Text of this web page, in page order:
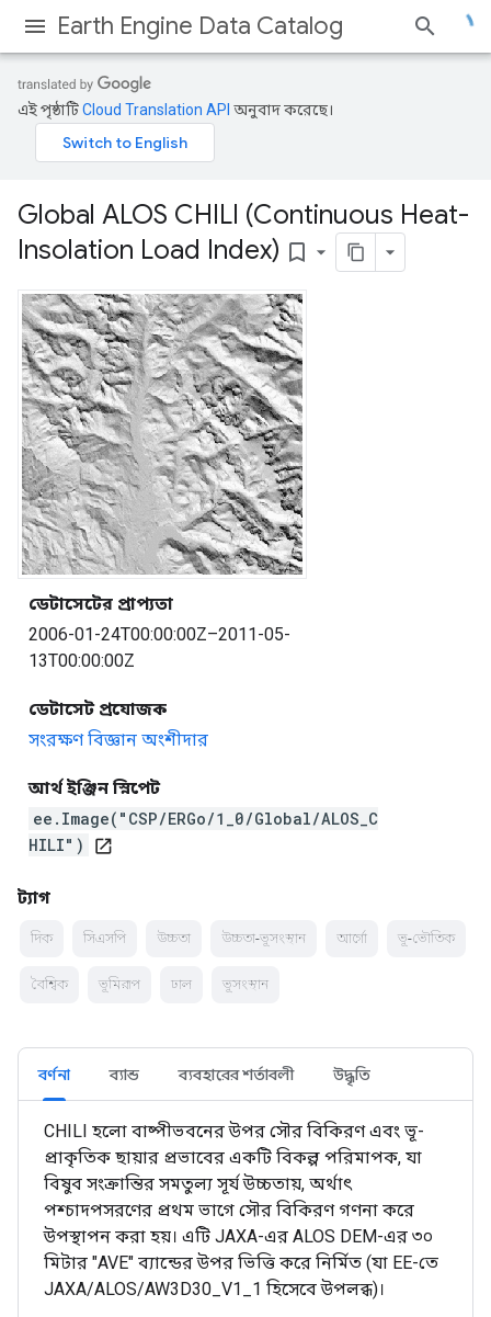
Earth Engine Data Catalog
এই পৃষ্ঠাটিCloud Translation API অনুবাদ করেছে।
Global ALOS CHILI (Continuous Heat-
Insolation Load Index) bookmark_border
ডেটাসেটের প্রাপ্যতা
2006-01-24T00:00:00Z–2011-05-
13T00:00:00Z
ডেটাসেট প্রযোজক
সংরক্ষণ বিজ্ঞান অংশীদার
আর্থ ইঞ্জিন স্নিপেট
ee.Image("CSP/ERGo/1_0/Global/ALOS_C
HILI")
open_in_new
ট্যাগ
দিক সিএসপি উচ্চতা উচ্চতা-ভূসংস্থান আর্গো ভূ-ভৌতিক
বৈশ্বিক ভূমিরূপ ঢাল ভূসংস্থান
বর্ণনা ব্যান্ড ব্যবহারের শর্তাবলী উদ্ধৃতি
CHILI হলো বাষ্পীভবনের উপর সৌর বিকিরণ এবং ভূ-
প্রাকৃতিক ছায়ার প্রভাবের একটি বিকল্প পরিমাপক, যা
বিষুব সংক্রান্তির সমতুল্য সূর্য উচ্চতায়, অর্থাৎ
পশ্চাদপসরণের প্রথম ভাগে সৌর বিকিরণ গণনা করে
উপস্থাপন করা হয়। এটি JAXA-এর ALOS DEM-এর ৩০
মিটার "AVE" ব্যান্ডের উপর ভিত্তি করে নির্মিত (যা EE-তে
JAXA/ALOS/AW3D30_V1_1 হিসেবে উপলব্ধ)।